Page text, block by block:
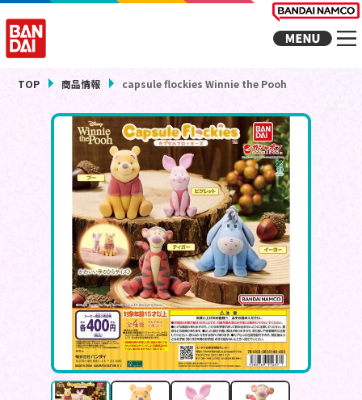
TOP 商品情報 capsule flockies Winnie the Pooh